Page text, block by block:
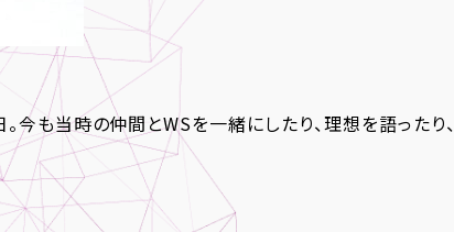
も当時の仲間とWSを一緒にしたり、理想を語った